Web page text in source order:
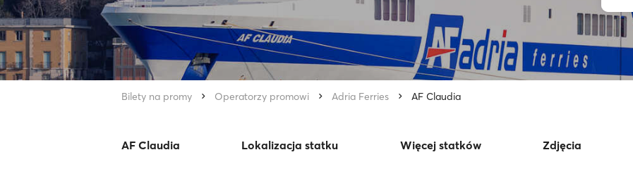
Bilety na promy Operatorzy promowi Adria Ferries AF Claudia
AF Claudia Lokalizacja statku Więcej statków Zdjęcia